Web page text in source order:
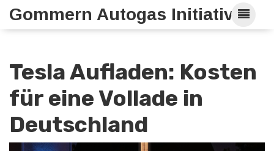
Gommern Autogas Initiative
Tesla Aufladen: Kosten
für eine Vollade in
Deutschland